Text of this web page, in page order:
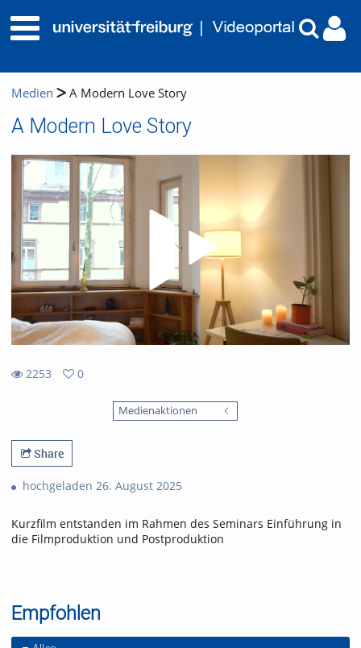
Medien A Modern Love Story
A Modern Love Story
2253
0
Medienaktionen
Share
hochgeladen 26. August 2025
Kurzfilm entstanden im Rahmen des Seminars Einführung in
die Filmproduktion und Postproduktion
Empfohlen